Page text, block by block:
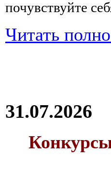
почувствуйте
Читать
31.07.2026